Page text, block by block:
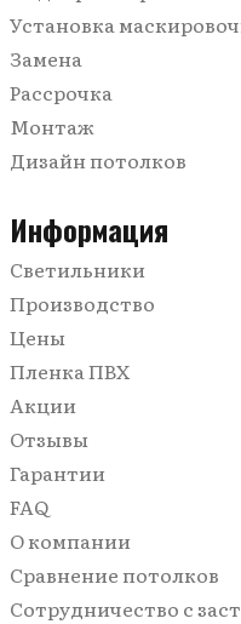
В ванную
В коридор
Фактурные с
Бесшовные
Со световыми
Двухуровневые
Многоуровневые
С трековыми
Голубые
Установка
Замена
Рассрочка
Монтаж
Дизайн потолков
Информация
Светильники
Производство
Цены
Пленка ПВХ
Акции
Отзывы
Гарантии
FAQ
О компании
Сравнение потолков
Сотрудничество с